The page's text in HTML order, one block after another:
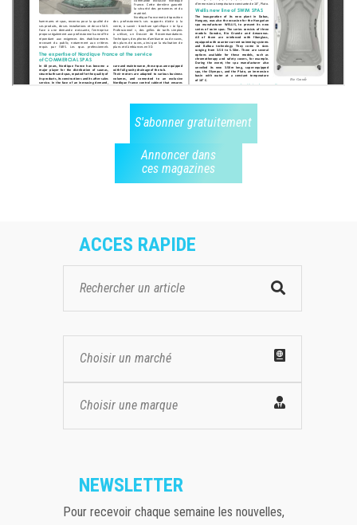
S'abonner gratuitement
Annoncer dans
ces magazines
ACCES RAPIDE
Choisir un marché
Choisir une marque
NEWSLETTER
Pour recevoir chaque semaine les nouvelles,